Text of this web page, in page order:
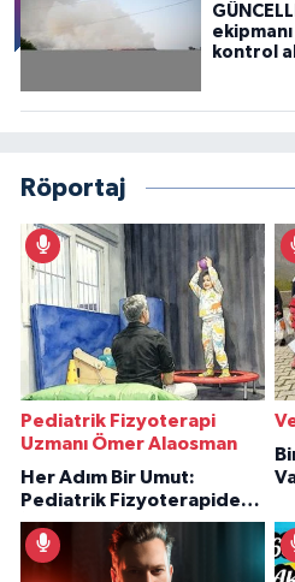
kontrol
Röportaj
Pediatrik Fizyoterapi
Uzmanı Ömer Alaosman
Her Adım Bir Umut:
Pediatrik Fizyoterapiden
İlham Veren Hikâyeler